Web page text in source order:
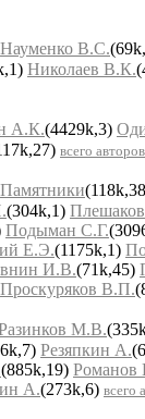
Науменко В.С.
Николаев В.К.
А.К.(4429k,3)
всего
Памятники
(304k,1)
Подыман С.Г.
Е.Э.(1175k,1)
И.В.(71k,45)
Проскуряков В.П.
М.В.
Резяпкин А.
(885k,19) Романов
А.(273k,6) всего